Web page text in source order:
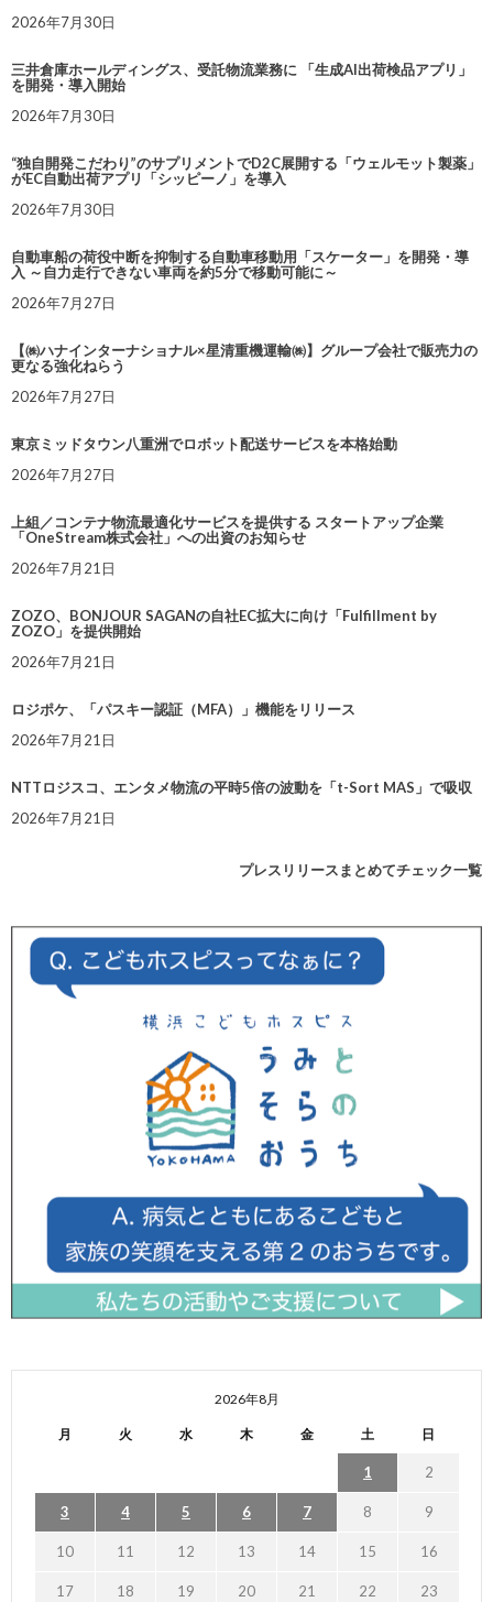
2026年7月30日
三井倉庫ホールディングス、受託物流業務に 「生成AI出荷検品アプリ」
を開発・導入開始
2026年7月30日
“独自開発こだわり”のサプリメントでD2C展開する「ウェルモット製薬」
がEC自動出荷アプリ「シッピーノ」を導入
2026年7月30日
自動車船の荷役中断を抑制する自動車移動用「スケーター」を開発・導
入 ～自力走行できない車両を約5分で移動可能に～
2026年7月27日
【㈱ハナインターナショナル×星清重機運輸㈱】グループ会社で販売力の
更なる強化ねらう
2026年7月27日
東京ミッドタウン八重洲でロボット配送サービスを本格始動
2026年7月27日
上組／コンテナ物流最適化サービスを提供する スタートアップ企業
「OneStream株式会社」への出資のお知らせ
2026年7月21日
ZOZO、BONJOUR SAGANの自社EC拡大に向け「Fulfillment by
ZOZO」を提供開始
2026年7月21日
ロジポケ、「パスキー認証（MFA）」機能をリリース
2026年7月21日
NTTロジスコ、エンタメ物流の平時5倍の波動を「t-Sort MAS」で吸収
2026年7月21日
プレスリリースまとめてチェック一覧
2026年8月
月 火 水 木 金 土 日
1 2
3 4 5 6 7 8 9
10 11 12 13 14 15 16
17 18 19 20 21 22 23